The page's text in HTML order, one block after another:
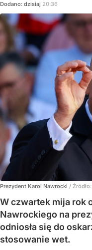
Dodano: dzisiaj 20:36
Prezydent Karol Nawrocki / Źródło:
W czwartek mija rok
Nawrockiego na
odniosła się do
stosowanie wet.